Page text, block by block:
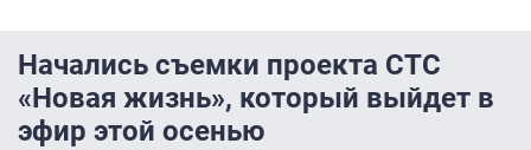
Начались съемки проекта СТС
«Новая жизнь», который выйдет в
эфир этой осенью